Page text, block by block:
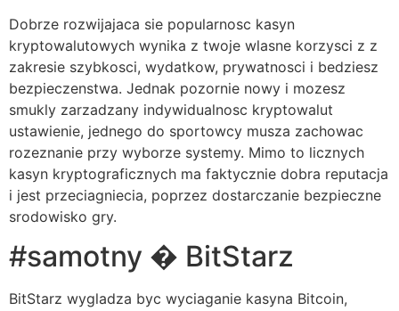
Dobrze rozwijajaca sie popularnosc kasyn
kryptowalutowych wynika z twoje wlasne korzysci z z
zakresie szybkosci, wydatkow, prywatnosci i bedziesz
bezpieczenstwa. Jednak pozornie nowy i mozesz
smukly zarzadzany indywidualnosc kryptowalut
ustawienie, jednego do sportowcy musza zachowac
rozeznanie przy wyborze systemy. Mimo to licznych
kasyn kryptograficznych ma faktycznie dobra reputacja
i jest przeciagniecia, poprzez dostarczanie bezpieczne
srodowisko gry.
#samotny � BitStarz
BitStarz wygladza byc wyciaganie kasyna Bitcoin,